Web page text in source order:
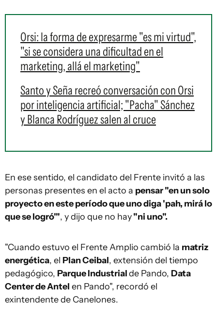
Orsi: la forma de expresarme "es mi virtud",
"si se considera una dificultad en el
marketing, allá el marketing"
Santo y Seña recreó conversación con Orsi
por inteligencia artificial; "Pacha" Sánchez
y Blanca Rodríguez salen al cruce
En ese sentido, el candidato del Frente invitó a las
personas presentes en el acto a pensar "en un solo
proyecto en este período que uno diga 'pah, mirá lo
que se logró'", y dijo que no hay"ni uno".
"Cuando estuvo el Frente Amplio cambió la matriz
energética, el Plan Ceibal, extensión del tiempo
pedagógico, Parque Industrialde Pando, Data
Center de Antel en Pando", recordó el
exintendente de Canelones.